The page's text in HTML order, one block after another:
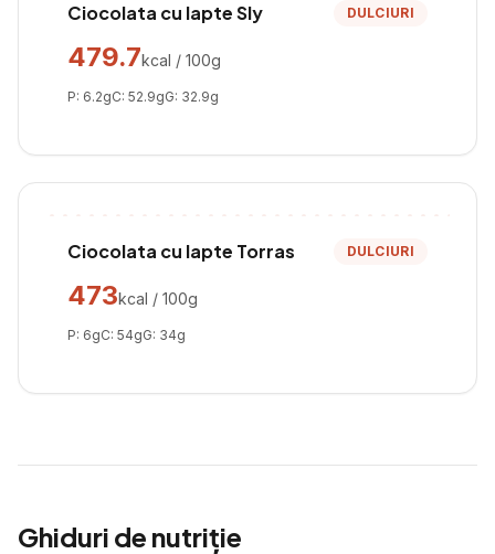
Ciocolata cu lapte Sly DULCIURI
479.7kcal / 100g
P: 6.2gC: 52.9gG: 32.9g
Ciocolata cu lapte Torras DULCIURI
473kcal / 100g
P: 6gC: 54gG: 34g
Ghiduri de nutriție